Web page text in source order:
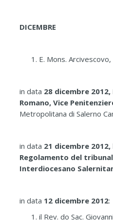
DICEMBRE
E. Mons.
in data 28 dicembre 2012,
Romano, Vice
Metropolitana di Salerno
in data 21 dicembre
Regolamento del
Interdiocesano
in data 12 dicembre 2012:
il Rev. do Sac.